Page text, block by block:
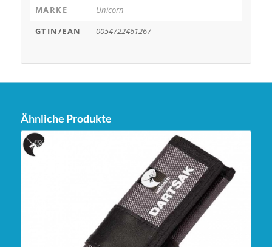
MARKE
Unicorn
GTIN/EAN
0054722461267
Ähnliche Produkte